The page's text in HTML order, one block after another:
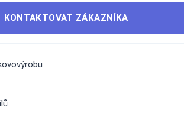
KONTAKTOVAT ZÁKAZNÍKA